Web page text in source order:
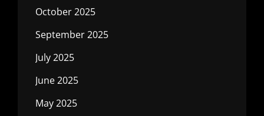
October 2025
September 2025
July 2025
June 2025
May 2025